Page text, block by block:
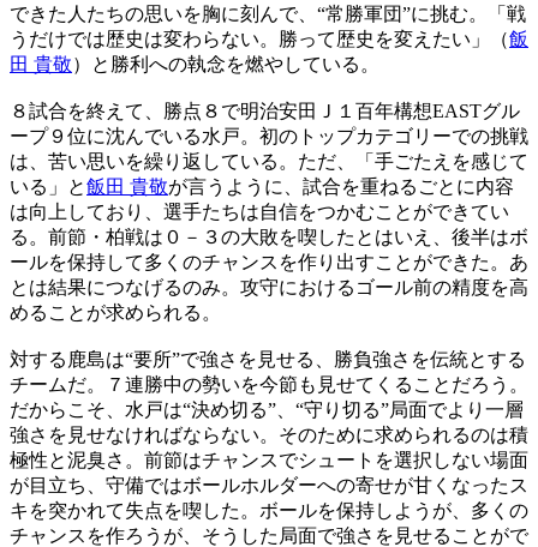
できた人たちの思いを胸に刻んで、“常勝軍団”に挑む。「戦
うだけでは歴史は変わらない。勝って歴史を変えたい」（飯
田 貴敬）と勝利への執念を燃やしている。
８試合を終えて、勝点８で明治安田Ｊ１百年構想EASTグル
ープ９位に沈んでいる水戸。初のトップカテゴリーでの挑戦
は、苦い思いを繰り返している。ただ、「手ごたえを感じて
いる」と飯田 貴敬が言うように、試合を重ねるごとに内容
は向上しており、選手たちは自信をつかむことができてい
る。前節・柏戦は０－３の大敗を喫したとはいえ、後半はボ
ールを保持して多くのチャンスを作り出すことができた。あ
とは結果につなげるのみ。攻守におけるゴール前の精度を高
めることが求められる。
対する鹿島は“要所”で強さを見せる、勝負強さを伝統とする
チームだ。７連勝中の勢いを今節も見せてくることだろう。
だからこそ、水戸は“決め切る”、“守り切る”局面でより一層
強さを見せなければならない。そのために求められるのは積
極性と泥臭さ。前節はチャンスでシュートを選択しない場面
が目立ち、守備ではボールホルダーへの寄せが甘くなったス
キを突かれて失点を喫した。ボールを保持しようが、多くの
チャンスを作ろうが、そうした局面で強さを見せることがで